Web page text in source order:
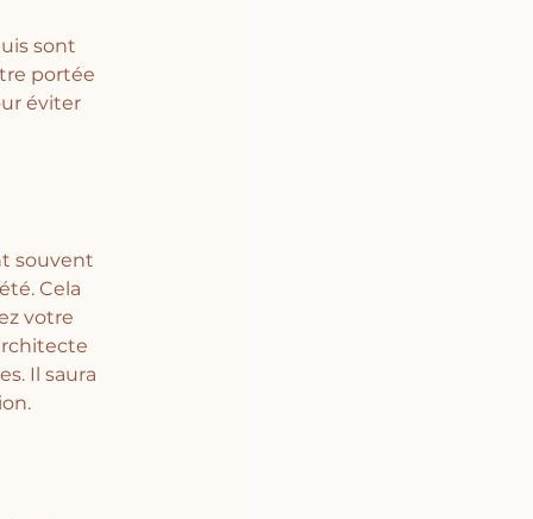
sont
portée
éviter
souvent
Cela
votre
Il saura